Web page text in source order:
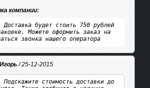
компании:
Доставка будет стоить 750 рублей
Можете оформить заказ на
звонка нашего оператора
Игорь/ 25-12-2015
стоимость доставки до